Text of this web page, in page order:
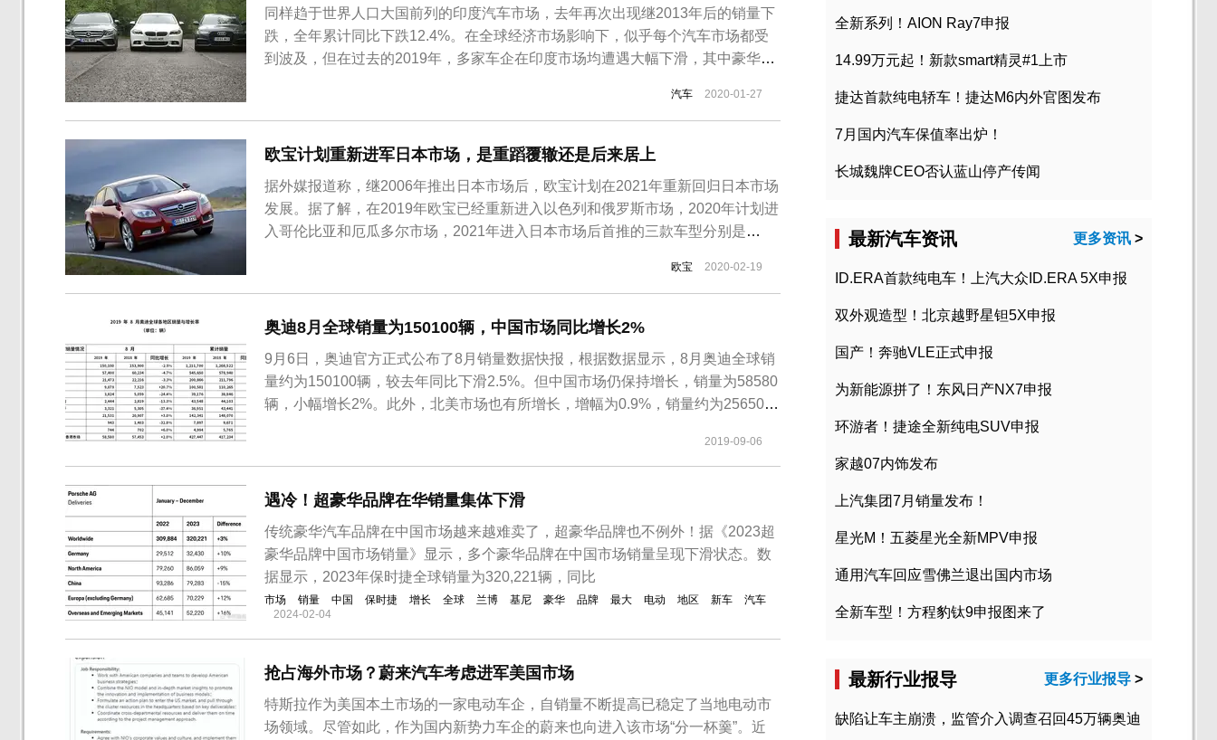
​同样趋于世界人口大国前列的印度汽车市场，去年再次出现继2013年后的销量下
跌，全年累计同比下跌12.4%。在全球经济市场影响下，似乎每个汽车市场都受
到波及，但在过去的2019年，多家车企在印度市场均遭遇大幅下滑，其中豪华品
汽车 2020-01-27
欧宝计划重新进军日本市场，是重蹈覆辙还是后来居上
据外媒报道称，继2006年推出日本市场后，欧宝计划在2021年重新回归日本市场
发展。据了解，在2019年欧宝已经重新进入以色列和俄罗斯市场，2020年计划进
入哥伦比亚和厄瓜多尔市场，2021年进入日本市场后首推的三款车型分别是
纯电动的方式进入，Corsa将以纯电动的方式进入日本市场发展，并赋予一个全...
欧宝 2020-02-19
奥迪8月全球销量为150100辆，中国市场同比增长2%
9月6日，奥迪官方正式公布了8月销量数据快报，根据数据显示，8月奥迪全球销
量约为150100辆，较去年同比下滑2.5%。但中国市场仍保持增长，销量为58580
辆，小幅增长2%。此外，北美市场也有所增长，增幅为0.9%，销量约为25650
推动销量增长，特别是在欧洲市场。受此影响，欧洲本土市场在今年8月的销量下
降4.7%。从车型来...
2019-09-06
遇冷！超豪华品牌在华销量集体下滑
传统豪华汽车品牌在中国市场越来越难卖了，超豪华品牌也不例外！据《2023超
豪华品牌中国市场销量》显示，多个豪华品牌在中国市场销量呈现下滑状态。数
据显示，2023年保时捷全球销量为320,221辆，同比
市场 销量 中国 保时捷 增长 全球 兰博 基尼 豪华 品牌 最大 电动 地区 新车
汽车
2024-02-04
抢占海外市场？蔚来汽车考虑进军美国市场
特斯拉作为美国本土市场的一家电动车企，自销量不断提高已稳定了当地电动市
场领域。尽管如此，作为国内新势力车企的蔚来也向进入该市场“分一杯羹”。近
全新系列！AION Ray7申报
14.99万元起！新款smart精灵#1上市
捷达首款纯电轿车！捷达M6内外官图发布
7月国内汽车保值率出炉！
长城魏牌CEO否认蓝山停产传闻
最新汽车资讯 更多资讯 >
ID.ERA首款纯电车！上汽大众ID.ERA 5X申报
双外观造型！北京越野星钽5X申报
国产！奔驰VLE正式申报
为新能源拼了！东风日产NX7申报
环游者！捷途全新纯电SUV申报
家越07内饰发布
上汽集团7月销量发布！
星光M！五菱星光全新MPV申报
通用汽车回应雪佛兰退出国内市场
全新车型！方程豹钛9申报图来了
最新行业报导 更多行业报导 >
缺陷让车主崩溃，监管介入调查召回45万辆奥迪